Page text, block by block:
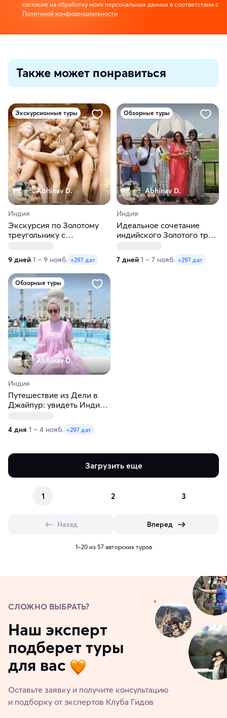
согласие на обработку моих персональных данных в соответствии с
Политикой конфиденциальности
Также может понравиться
Экскурсионные туры
Abhinav D.
Индия
Экскурсия по Золотому
треугольнику с
Эротического храма
9 дней 1 – 9 нояб. +297 дат
Обзорные туры
Abhinav D.
Индия
Идеальное сочетание
индийского Золотого трио
7 дней 1 – 7 нояб. +297 дат
Обзорные туры
Abhinav D.
Индия
Путешествие из Дели в
Джайпур: увидеть Индию
4 дня 1 – 4 нояб. +297 дат
Загрузить еще
1 2 3
Назад Вперед
1–20 из 57 авторских туров
СЛОЖНО ВЫБРАТЬ?
Наш эксперт
подберет туры
для вас
Оставьте заявку и получите консультацию
и подборку от экспертов Клуба Гидов